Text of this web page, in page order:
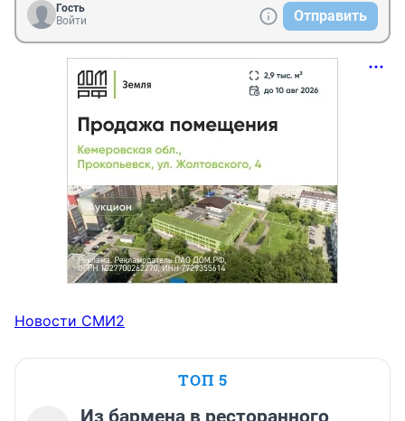
Гость
Войти
Отправить
Новости СМИ2
ТОП 5
Из бармена в ресторанного